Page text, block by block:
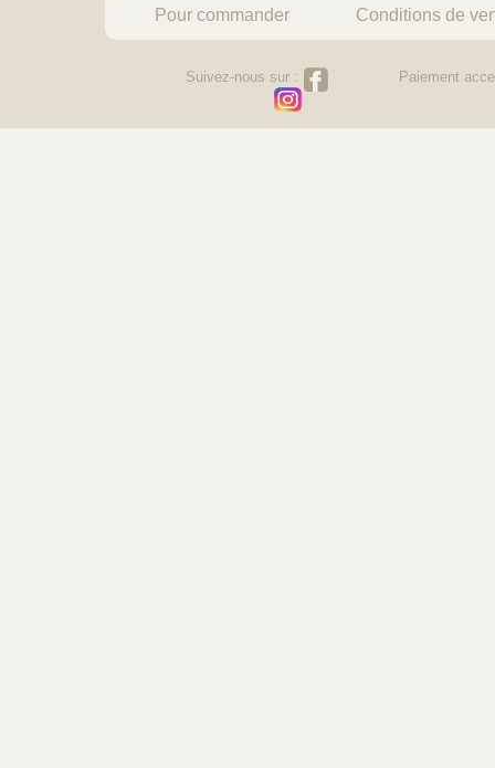
Pour commander Conditions de
Suivez-nous sur : Paiement